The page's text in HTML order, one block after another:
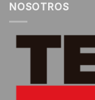
NOSOTROS